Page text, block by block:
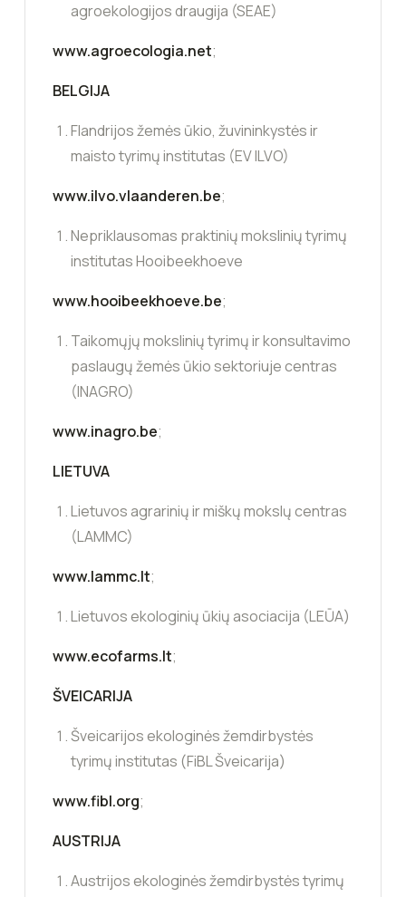
agroekologijos draugija (SEAE)
www.agroecologia.net;
BELGIJA
Flandrijos žemės ūkio, žuvininkystės ir
maisto tyrimų institutas (EV ILVO)
www.ilvo.vlaanderen.be;
Nepriklausomas praktinių mokslinių tyrimų
institutas Hooibeekhoeve
www.hooibeekhoeve.be;
Taikomųjų mokslinių tyrimų ir konsultavimo
paslaugų žemės ūkio sektoriuje centras
(INAGRO)
www.inagro.be;
LIETUVA
Lietuvos agrarinių ir miškų mokslų centras
(LAMMC)
www.lammc.lt;
Lietuvos ekologinių ūkių asociacija (LEŪA)
www.ecofarms.lt;
ŠVEICARIJA
Šveicarijos ekologinės žemdirbystės
tyrimų institutas (FiBL Šveicarija)
www.fibl.org;
AUSTRIJA
Austrijos ekologinės žemdirbystės tyrimų